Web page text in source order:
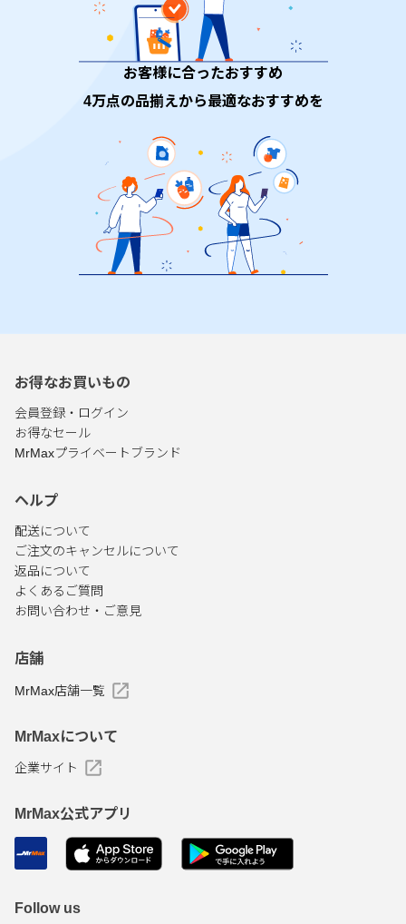
お客様に合ったおすすめ
4万点の品揃えから最適なおすすめを
お得なお買いもの
会員登録・ログイン
お得なセール
MrMaxプライベートブランド
ヘルプ
配送について
ご注文のキャンセルについて
返品について
よくあるご質問
お問い合わせ・ご意見
店舗
MrMax店舗一覧
MrMaxについて
企業サイト
MrMax公式アプリ
Follow us